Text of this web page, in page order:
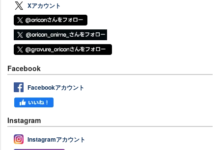
Xアカウント
Facebook
Facebookアカウント
Instagram
Instagramアカウント